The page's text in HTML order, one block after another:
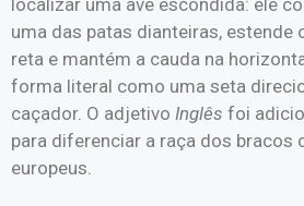
localizar uma ave escondida: ele
uma das patas dianteiras, estende
reta e mantém a cauda na
forma literal como uma seta
caçador. O adjetivo Inglês foi
para diferenciar a raça dos bracos
europeus.